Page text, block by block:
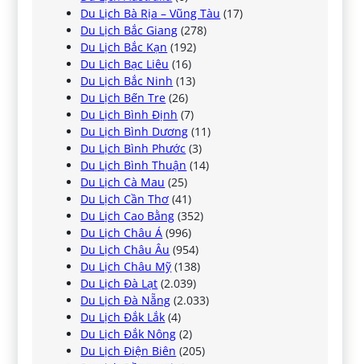
Du Lịch Bà Rịa – Vũng Tàu (17)
Du Lịch Bắc Giang (278)
Du Lịch Bắc Kạn (192)
Du Lịch Bạc Liêu (16)
Du Lịch Bắc Ninh (13)
Du Lịch Bến Tre (26)
Du Lịch Bình Định (7)
Du Lịch Bình Dương (11)
Du Lịch Bình Phước (3)
Du Lịch Bình Thuận (14)
Du Lịch Cà Mau (25)
Du Lịch Cần Thơ (41)
Du Lịch Cao Bằng (352)
Du Lịch Châu Á (996)
Du Lịch Châu Âu (954)
Du Lịch Châu Mỹ (138)
Du Lịch Đà Lạt (2.039)
Du Lịch Đà Nẵng (2.033)
Du Lịch Đắk Lắk (4)
Du Lịch Đắk Nông (2)
Du Lịch Điện Biên (205)